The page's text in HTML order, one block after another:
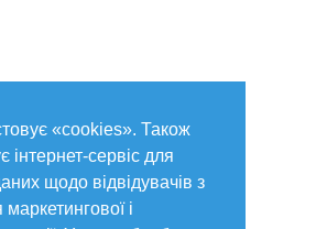
«cookies». Також
інтернет-сервіс для
щодо відвідувачів з
і